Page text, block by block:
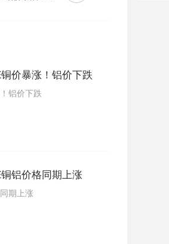
价暴涨！铝价下跌
铝价下跌
铝价格同期上涨
期上涨